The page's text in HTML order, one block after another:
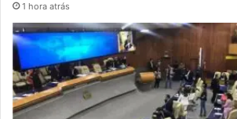
1 hora atrás